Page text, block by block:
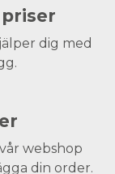
dig med
webshop
din order.